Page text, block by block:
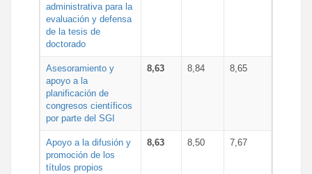
administrativa para la
evaluación y defensa
de la tesis de
doctorado
Asesoramiento y
apoyo a la
planificación de
congresos científicos
por parte del SGI
8,63 8,84 8,65
Apoyo a la difusión y
promoción de los
títulos propios
8,63 8,50 7,67